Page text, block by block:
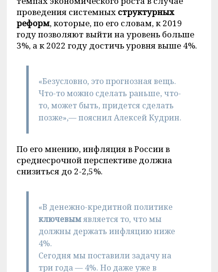
проведения системных структурных
реформ, которые, по его словам, к 2019
году позволяют выйти на уровень больше
3%, а к 2022 году достичь уровня выше 4%.
«Безусловно, это прогнозная вещь.
Что-то можно сделать раньше, что-
то, может быть, придется сделать
позже»,— пояснил Алексей Кудрин.
По его мнению, инфляция в России в
среднесрочной перспективе должна
снизиться до 2-2,5%.
«В денежно-кредитной политике
ключевымявляется то, что мы
должны держать инфляцию ниже
4%.
Сегодня мы поставили задачу на
три года — 4%. Но даже уже в